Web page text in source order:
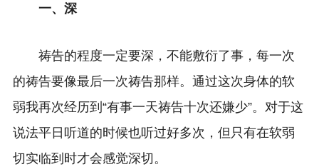
一、深
祷告的程度一定要深，不能敷衍了事，每一次
的祷告要像最后一次祷告那样。通过这次身体的软
弱我再次经历到“有事一天祷告十次还嫌少”。对于这
说法平日听道的时候也听过好多次，但只有在软弱
切实临到时才会感觉深切。